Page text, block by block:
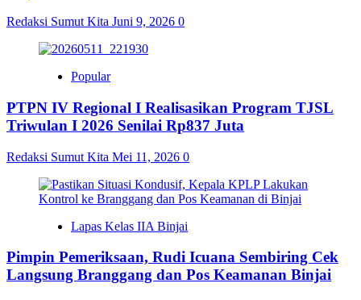
Redaksi Sumut Kita Juni 9, 2026 0
Popular
PTPN IV Regional I Realisasikan Program TJSL
Triwulan I 2026 Senilai Rp837 Juta
Redaksi Sumut Kita Mei 11, 2026 0
Lapas Kelas IIA Binjai
Pimpin Pemeriksaan, Rudi Icuana Sembiring Cek
Langsung Branggang dan Pos Keamanan Binjai